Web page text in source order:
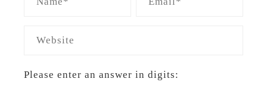
Please enter an answer in digits: